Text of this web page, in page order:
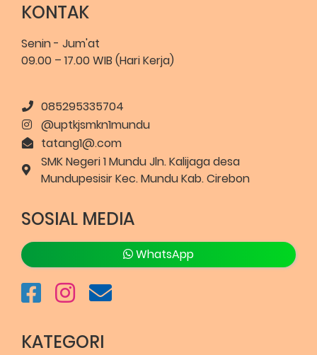
KONTAK
Senin - Jum'at
09.00 – 17.00 WIB (Hari Kerja)
085295335704
@uptkjsmkn1mundu
tatang1@.com
SMK Negeri 1 Mundu Jln. Kalijaga desa
Mundupesisir Kec. Mundu Kab. Cirebon
SOSIAL MEDIA
WhatsApp
KATEGORI